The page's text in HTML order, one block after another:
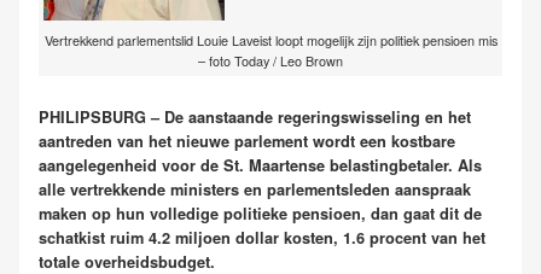
Vertrekkend parlementslid Louie Laveist loopt mogelijk zijn politiek pensioen mis
– foto Today / Leo Brown
PHILIPSBURG – De aanstaande regeringswisseling en het
aantreden van het nieuwe parlement wordt een kostbare
aangelegenheid voor de St. Maartense belastingbetaler. Als
alle vertrekkende ministers en parlementsleden aanspraak
maken op hun volledige politieke pensioen, dan gaat dit de
schatkist ruim 4.2 miljoen dollar kosten, 1.6 procent van het
totale overheidsbudget.